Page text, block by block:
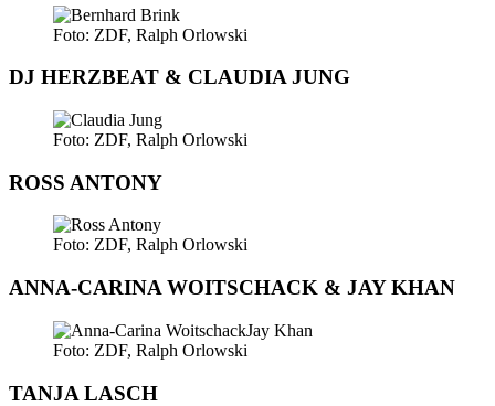
Foto: ZDF, Ralph Orlowski
DJ HERZBEAT & CLAUDIA JUNG
Foto: ZDF, Ralph Orlowski
ROSS ANTONY
Foto: ZDF, Ralph Orlowski
ANNA-CARINA WOITSCHACK & JAY KHAN
Foto: ZDF, Ralph Orlowski
TANJA LASCH